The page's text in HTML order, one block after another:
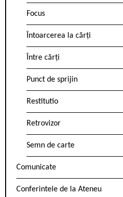
Focus
Întoarcerea la cărți
Între cărți
Punct de sprijin
Restitutio
Retrovizor
Semn de carte
Comunicate
Conferintele de la Ateneu